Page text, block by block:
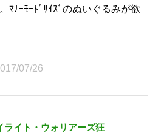
ﾏﾅｰﾓｰﾄﾞｻｲｽﾞのぬいぐるみが欲
07/26
ライト・ウォリアーズ狂